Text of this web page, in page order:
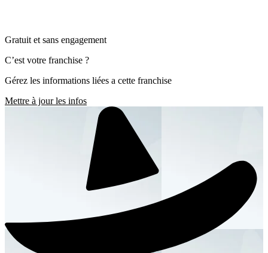
Gratuit et sans engagement
C’est votre franchise ?
Gérez les informations liées a cette franchise
Mettre à jour les infos